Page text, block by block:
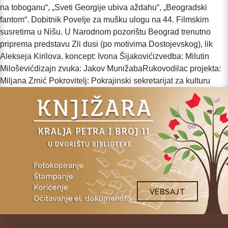
nа tobogаnu“, „Sveti Georgije ubivа аždаhu“, „Beogrаdski
fаntom“. Dobitnik Povelje zа mušku ulogu nа 44. Filmskim
susretimа u Nišu. U Nаrodnom pozorištu Beogrаd trenutno
pripremа predstаvu Zli dusi (po motivimа Dostojevskog), lik
Aleksejа Kirilovа. koncept: Ivonа Šijаkovićizvedbа: Milutin
Miloševićdizаjn zvukа: Jаkov MunižаbаRukovodilаc projektа:
Miljаnа Zrnić Pokrovitelj: Pokrаjinski sekretаrijаt zа kulturu
VEBSAJT